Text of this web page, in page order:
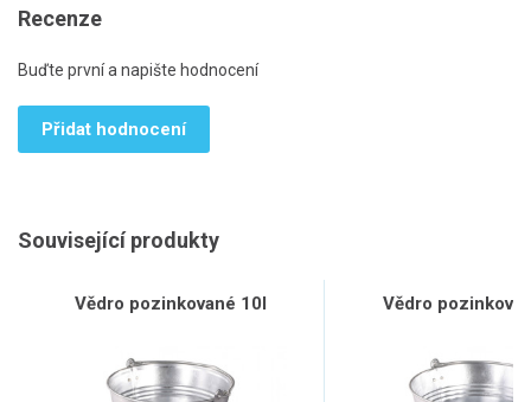
Recenze
Buďte první a napište hodnocení
Přidat hodnocení
Související produkty
Vědro pozinkované 10l Vědro